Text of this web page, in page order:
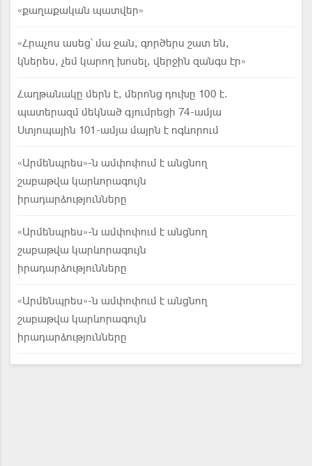
«քաղաքական պատվեր»
«Հրաչոս ասեց՝ մա ջան, գործերս շատ են,
կներես, չեմ կարող խոսել, վերջին զանգս էր»
Հաղթանակը մերն է, մերոնց դուխը 100 է.
պատերազմ մեկնած գյումրեցի 74-ամյա
Ստյոպային 101-ամյա մայրն է ոգևորում
«Արմենպրես»-ն ամփոփում է անցնող
շաբաթվա կարևորագույն
իրադարձությունները
«Արմենպրես»-ն ամփոփում է անցնող
շաբաթվա կարևորագույն
իրադարձությունները
«Արմենպրես»-ն ամփոփում է անցնող
շաբաթվա կարևորագույն
իրադարձությունները